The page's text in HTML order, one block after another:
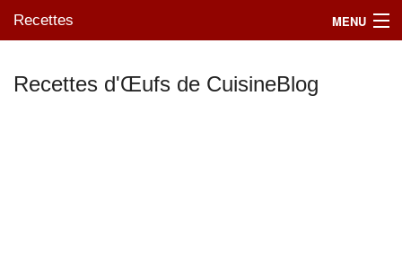
Recettes MENU
Recettes d'Œufs de CuisineBlog